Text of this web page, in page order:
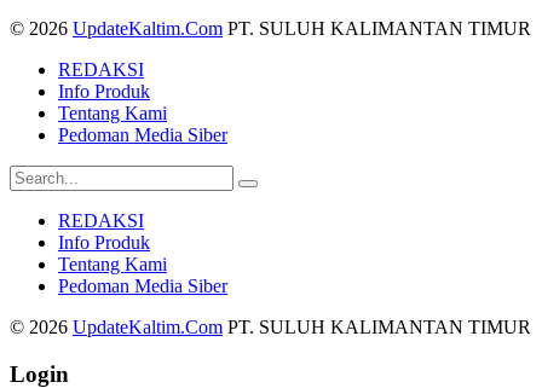
© 2026 UpdateKaltim.Com PT. SULUH KALIMANTAN TIMUR
REDAKSI
Info Produk
Tentang Kami
Pedoman Media Siber
REDAKSI
Info Produk
Tentang Kami
Pedoman Media Siber
© 2026 UpdateKaltim.Com PT. SULUH KALIMANTAN TIMUR
Login